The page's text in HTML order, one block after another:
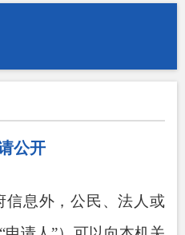
公开
信息外，公民、法人或